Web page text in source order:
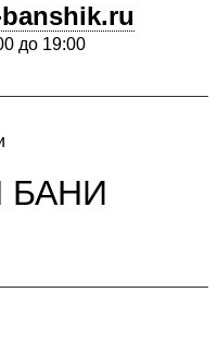
до 19:00
БАНИ